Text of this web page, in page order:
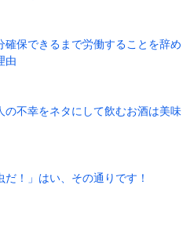
確保できるまで労働することを辞め
由
の不幸をネタにして飲むお酒は美味
だ！」はい、その通りです！